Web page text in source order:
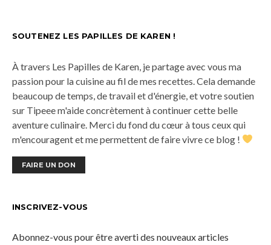
SOUTENEZ LES PAPILLES DE KAREN !
À travers Les Papilles de Karen, je partage avec vous ma
passion pour la cuisine au fil de mes recettes. Cela demande
beaucoup de temps, de travail et d'énergie, et votre soutien
sur Tipeee m'aide concrètement à continuer cette belle
aventure culinaire. Merci du fond du cœur à tous ceux qui
m'encouragent et me permettent de faire vivre ce blog !
FAIRE UN DON
INSCRIVEZ-VOUS
Abonnez-vous pour être averti des nouveaux articles